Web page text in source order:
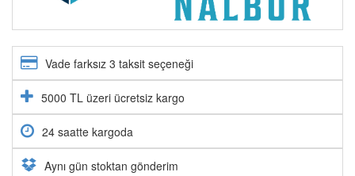
Vade farksız 3 taksit seçeneği
5000 TL üzeri ücretsiz kargo
24 saatte kargoda
Aynı gün stoktan gönderim